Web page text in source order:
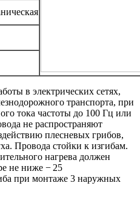
в электрических сетях,
транспорта, при
тока частоты до 100 Гц или
не распространяют
плесневых грибов,
Провода стойки к изгибам.
нагрева должен
не ниже − 25
при монтаже 3 наружных